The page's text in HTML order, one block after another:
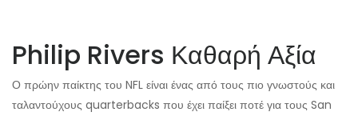
Philip Rivers Καθαρή Αξία
Ο πρώην παίκτης του NFL είναι ένας από τους πιο γνωστούς και
ταλαντούχους quarterbacks που έχει παίξει ποτέ για τους San